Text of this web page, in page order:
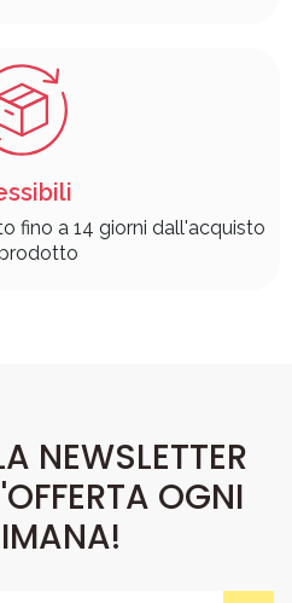
fino a 14 giorni dall'acquisto
NEWSLETTER
OGNI